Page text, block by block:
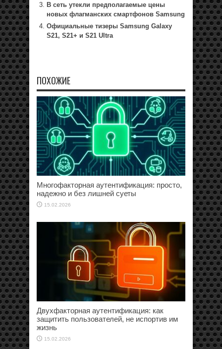
В сеть утекли предполагаемые цены
новых флагманских смартфонов Samsung
Официальные тизеры Samsung Galaxy
S21, S21+ и S21 Ultra
ПОХОЖИЕ
Многофакторная аутентификация: просто,
надежно и без лишней суеты
15.02.2026
Двухфакторная аутентификация: как
защитить пользователей, не испортив им
жизнь
15.02.2026